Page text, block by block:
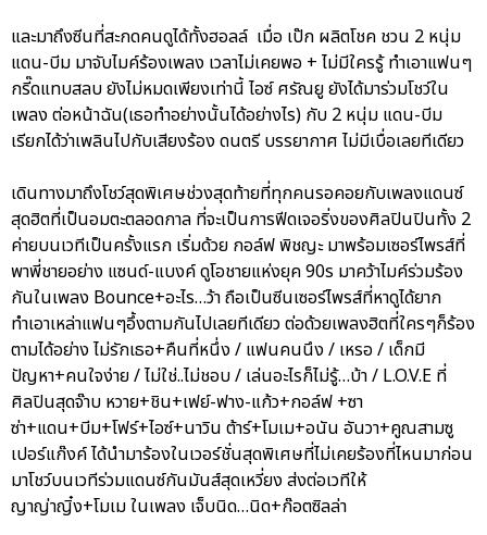
และมาถึงซีนที่สะกดคนดูได้ทั้งฮอลล์ เมื่อ เป๊ก ผลิตโชค ชวน 2 หนุ่ม
แดน-บีม มาจับไมค์ร้องเพลง เวลาไม่เคยพอ + ไม่มีใครรู้ ทำเอาแฟนๆ
กรี๊ดแทบสลบ ยังไม่หมดเพียงเท่านี้ ไอซ์ ศรัณยู ยังได้มาร่วมโชว์ใน
เพลง ต่อหน้าฉัน(เธอทำอย่างนั้นได้อย่างไร) กับ 2 หนุ่ม แดน-บีม
เรียกได้ว่าเพลินไปกับเสียงร้อง ดนตรี บรรยากาศ ไม่มีเบื่อเลยทีเดียว
เดินทางมาถึงโชว์สุดพิเศษช่วงสุดท้ายที่ทุกคนรอคอยกับเพลงแดนซ์
สุดฮิตที่เป็นอมตะตลอดกาล ที่จะเป็นการฟีดเจอริ่งของศิลปินปินทั้ง 2
ค่ายบนเวทีเป็นครั้งแรก เริ่มด้วย กอล์ฟ พิชญะ มาพร้อมเซอร์ไพรส์ที่
พาพี่ชายอย่าง แซนด์-แบงค์ ดูโอชายแห่งยุค 90s มาคว้าไมค์ร่วมร้อง
กันในเพลง Bounce+อะไร…ว้า ถือเป็นซีนเซอร์ไพรส์ที่หาดูได้ยาก
ทำเอาเหล่าแฟนๆอึ้งตามกันไปเลยทีเดียว ต่อด้วยเพลงฮิตที่ใครๆก็ร้อง
ตามได้อย่าง ไม่รักเธอ+คืนที่หนึ่ง / แฟนคนนึง / เหรอ / เด็กมี
ปัญหา+คนใจง่าย / ไม่ใช่..ไม่ชอบ / เล่นอะไรก็ไม่รู้…บ้า / L.O.V.E ที่
ศิลปินสุดจ๊าบ หวาย+ชิน+เฟย์-ฟาง-แก้ว+กอล์ฟ +ซา
ซ่า+แดน+บีม+โฟร์+ไอซ์+นาวิน ต้าร์+โมเม+อนัน อันวา+คูณสามซู
เปอร์แก๊งค์ ได้นำมาร้องในเวอร์ชั่นสุดพิเศษที่ไม่เคยร้องที่ไหนมาก่อน
มาโชว์บนเวทีร่วมแดนซ์กันมันส์สุดเหวี่ยง ส่งต่อเวทีให้
ญาญ่าญิ๋ง+โมเม ในเพลง เจ็บนิด…นิด+ก๊อตซิลล่า